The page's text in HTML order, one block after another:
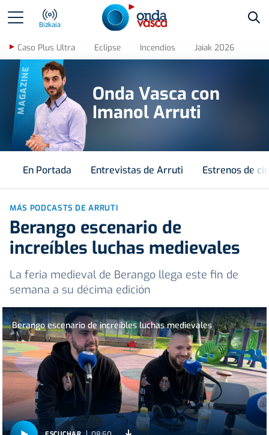
Bizkaia
Caso Plus Ultra Eclipse Incendios Jaiak 2026
MAGAZINE
Onda Vasca con
Imanol Arruti
En Portada Entrevistas de Arruti Estrenos de
MÁS PODCASTS DE ARRUTI
Berango escenario de
increíbles luchas medievales
La feria medieval de Berango llega este fin de
semana a su décima edición
Berango escenario de increíbles luchas medievales